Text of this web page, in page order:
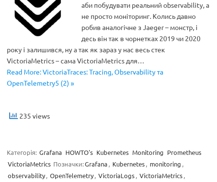
аби побудувати реальний observability, а
не просто моніторинг. Колись давно
робив аналогічне з Jaeger – монстр, і
десь він так в чорнетках 2019 чи 2020
року і залишився, ну а так як зараз у нас весь стек
VictoriaMetrics – сама VictoriaMetrics для…
Read More: VictoriaTraces: Tracing, Observability та
OpenTelemetry5 (2) »
235 views
Категорія: Grafana HOWTO's Kubernetes Monitoring Prometheus
VictoriaMetrics Позначки:Grafana , Kubernetes, monitoring ,
observability, OpenTelemetry, VictoriaLogs, VictoriaMetrics,